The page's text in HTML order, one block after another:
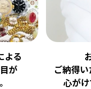
査定を
。
安
いただ
目指